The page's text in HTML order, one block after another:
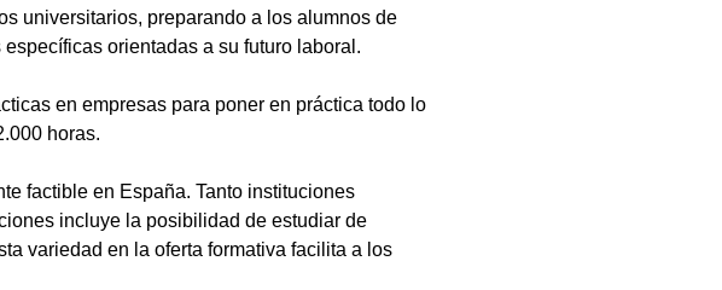
universitarios, preparando a los alumnos de
orientadas a su futuro laboral.
en empresas para poner en práctica todo lo
horas.
factible en España. Tanto instituciones
incluye la posibilidad de estudiar de
variedad en la oferta formativa facilita a los